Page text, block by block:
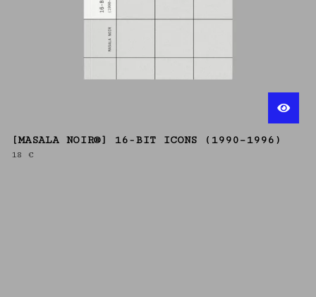
[MASALA NOIR®] 16-BIT ICONS (1990–1996)
18 €